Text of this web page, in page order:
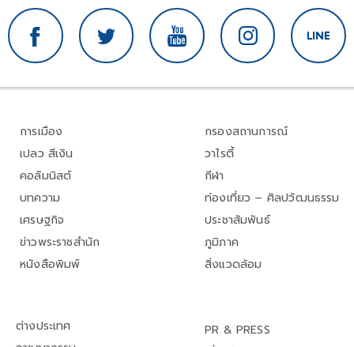
การเมือง
เปลว สีเงิน
คอลัมนิสต์
บทความ
เศรษฐกิจ
ข่าวพระราชสำนัก
หนังสือพิมพ์
กรองสถานการณ์
วาไรตี้
กีฬา
ท่องเที่ยว – ศิลปวัฒนธรรม
ประชาสัมพันธ์
ภูมิภาค
สิ่งแวดล้อม
ต่างประเทศ
PR & PRESS